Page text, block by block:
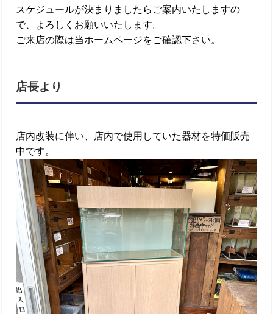
スケジュールが決まりましたらご案内いたしますの
で、よろしくお願いいたします。
ご来店の際は当ホームページをご確認下さい。
店長より
店内改装に伴い、店内で使用していた器材を特価販売
中です。